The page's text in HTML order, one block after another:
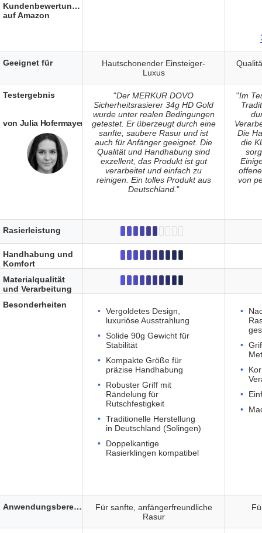
Hautschonender Einsteiger-
Luxus
"Der MERKUR DOVO
Sicherheitsrasierer 34g HD Gold
wurde unter realen Bedingungen
getestet. Er überzeugt durch eine
sanfte, saubere Rasur und ist
auch für Anfänger geeignet. Die
Qualität und Handhabung sind
exzellent, das Produkt ist gut
verarbeitet und einfach zu
reinigen. Ein tolles Produkt aus
Deutschland."
"Im
Die
die
von
Vergoldetes Design,
luxuriöse Ausstrahlung
Solide 90g Gewicht für
Stabilität
Kompakte Größe für
präzise Handhabung
Robuster Griff mit
Rändelung für
Rutschfestigkeit
Traditionelle Herstellung
in Deutschland (Solingen)
Doppelkantige
Rasierklingen kompatibel
Für sanfte, anfängerfreundliche
Rasur
Kundenbewertungen
auf Amazon
Geeignet für
Testergebnis
von Julia Hofermayer
Rasierleistung
Handhabung und
Komfort
Materialqualität
und Verarbeitung
Besonderheiten
Anwendungsbereich